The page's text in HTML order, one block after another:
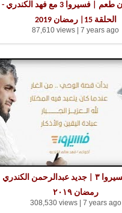
حياة بدون طعم | فسيروا 3 مع فهد الكندري -
الحلقة 15| رمضان 2019
87,610 views | 7 years ago
نشيدة فسيروا ٣ | جديد عبدالرحمن الكندري
رمضان ٢٠١٩
308,530 views | 7 years ago